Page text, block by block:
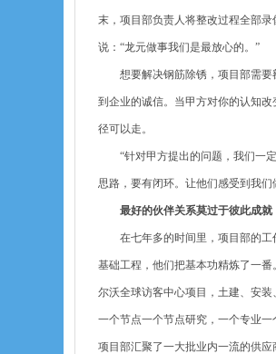
末，项目部负责人将整改过程全部
说：“龙元做事我们是最放心的。”
想要解决钢筋除锈，项目部需要
到企业的诚信。当甲方对你的认知
径可以走。
“针对甲方提出的问题，我们一定
思路，要有闭环。让他们感受到我
最好的伙伴关系莫过于彼此成就
在七年多的时间里，项目部的工
基础工程，他们把基本功精炼了一
尔沃全球访客中心项目，土建、安
一个节点一个节点研究，一个专业
项目部汇聚了一大批业内一流的供